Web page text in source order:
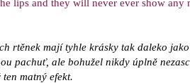
lips and they will never ever show any
rtěnek mají tyhle krásky tak daleko
pachuť, ale bohužel nikdy úplně
matný efekt.